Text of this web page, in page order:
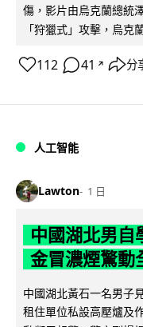
傷，影片由烏克蘭總統
「狩獵式」攻擊，烏克
112 41 ↗ 分
人工智能
Lawton 1 日
中國湖北男自
金冒濃煙驚動
中國湖北黃石一名男子
租住單位私設高壓爐及